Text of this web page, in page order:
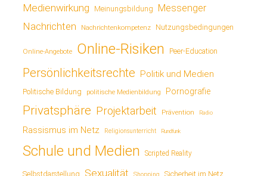
Medienwirkung Meinungsbildung Messenger
Nachrichten Nachrichtenkompetenz Nutzungsbedingungen
Online-Angebote Online-Risiken Peer-Education
Persönlichkeitsrechte Politik und Medien
Politische Bildung politische Medienbildung Pornografie
Privatsphäre Projektarbeit Prävention Radio
Rassismus im Netz Religionsunterricht Rundfunk
Schule und Medien Scripted Reality
Selbstdarstellung Sexualität Shopping Sicherheit im Netz